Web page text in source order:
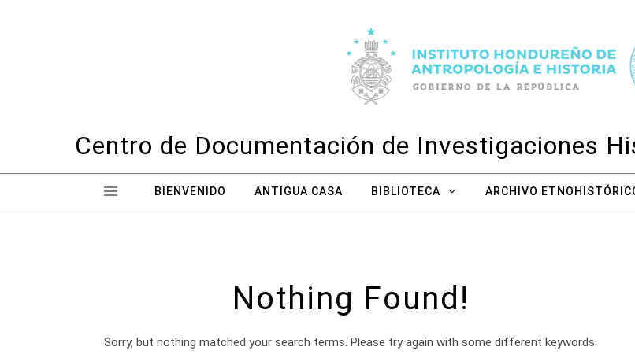
Centro de Documentación de Investigaciones
BIENVENIDO ANTIGUA CASA BIBLIOTECA ARCHIVO
Nothing Found!
Sorry, but nothing matched your search terms. Please try again with some different keywords.